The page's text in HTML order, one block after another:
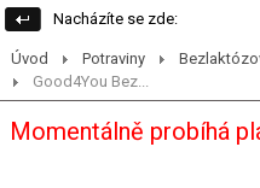
Nacházíte se zde:
Úvod Potraviny
Good4You Bez...
Momentálně probíhá